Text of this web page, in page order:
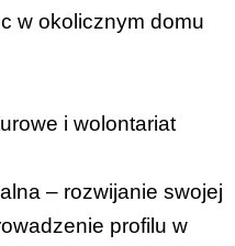
w okolicznym domu
i wolontariat
– rozwijanie swojej
profilu w